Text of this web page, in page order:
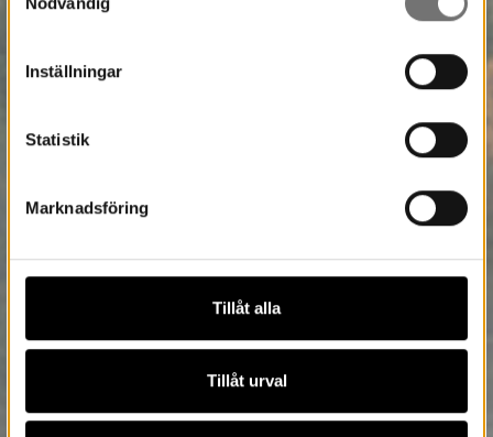
Inställningar
Statistik
Marknadsföring
Tillåt alla
Tillåt urval